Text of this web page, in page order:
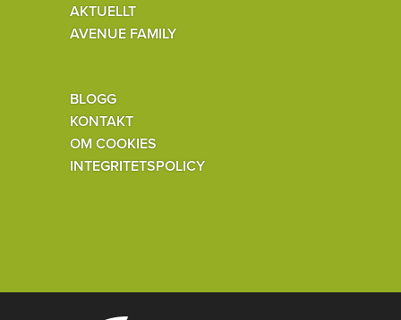
AKTUELLT
AVENUE FAMILY
BLOGG
KONTAKT
OM COOKIES
INTEGRITETSPOLICY